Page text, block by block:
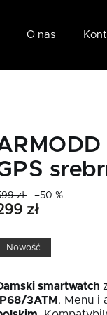
O nas
zł –50 %
zł
smartwatch
IP68/3ATM . Menu i
Nowość